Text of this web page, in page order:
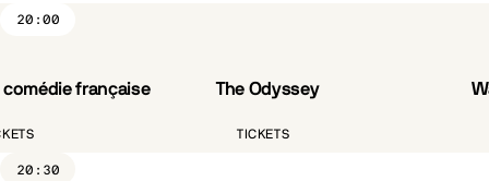
20:00
comédie française The Odyssey
VO.ST.FR
TICKETS
20:30